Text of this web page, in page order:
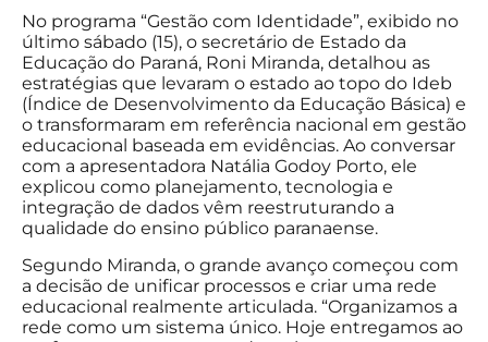
No programa “Gestão com Identidade”, exibido no
último sábado (15), o secretário de Estado da
Educação do Paraná, Roni Miranda, detalhou as
estratégias que levaram o estado ao topo do Ideb
(Índice de Desenvolvimento da Educação Básica) e
o transformaram em referência nacional em gestão
educacional baseada em evidências. Ao conversar
com a apresentadora Natália Godoy Porto, ele
explicou como planejamento, tecnologia e
integração de dados vêm reestruturando a
qualidade do ensino público paranaense.
Segundo Miranda, o grande avanço começou com
a decisão de unificar processos e criar uma rede
educacional realmente articulada. “Organizamos a
rede como um sistema único. Hoje entregamos ao